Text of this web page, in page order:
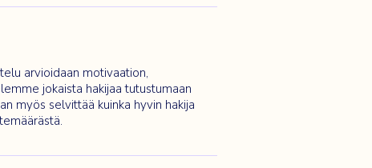
arvioidaan motivaation,
jokaista hakijaa tutustumaan
myös selvittää kuinka hyvin hakija